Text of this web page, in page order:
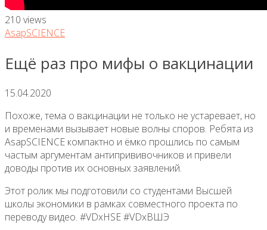
210 views
AsapSCIENCE
Ещё раз про мифы о вакцинации
15.04.2020
Похоже, тема о вакцинации не только не устаревает, но
и временами вызывает новые волны споров. Ребята из
AsapSCIENCE компактно и ёмко прошлись по самым
частым аргументам антипрививочников и привели
доводы против их основных заявлений.
Этот ролик мы подготовили со студентами Высшей
школы экономики в рамках совместного проекта по
переводу видео. #VDxHSE #VDxВШЭ